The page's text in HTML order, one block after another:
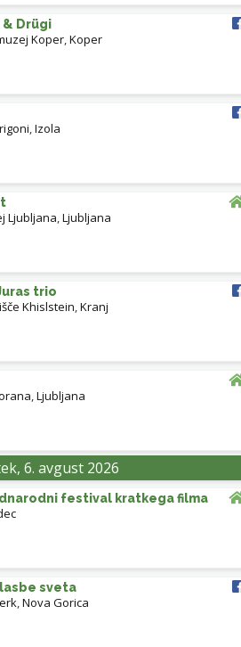
& Drügi
Koper,Koper
,Izola
Ljubljana,Ljubljana
trio
Khislstein,Kranj
,Ljubljana
6. avgust 2026
festival kratkega filma
sveta
,Nova Gorica